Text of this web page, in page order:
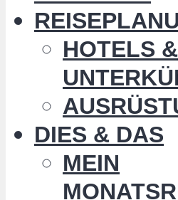
HOTELS &
DIES & DAS
MEIN